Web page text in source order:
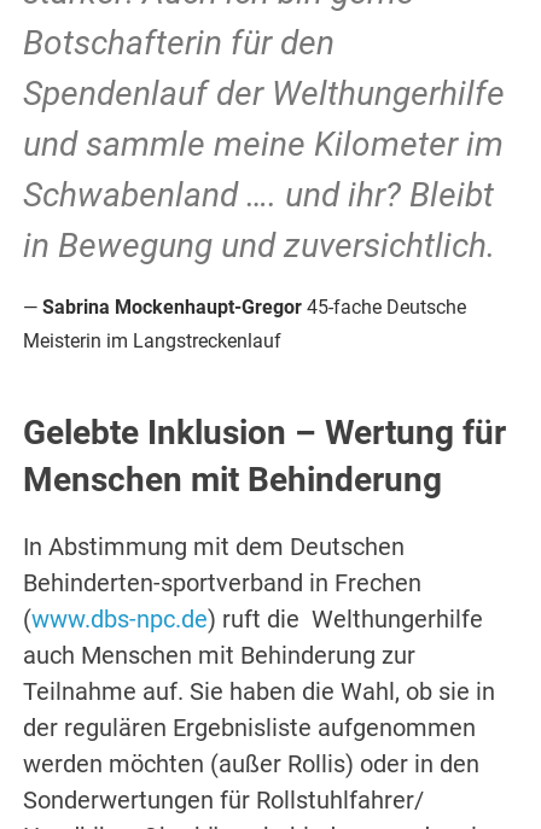
Botschafterin für den
Spendenlauf der Welthungerhilfe
und sammle meine Kilometer im
Schwabenland …. und ihr? Bleibt
in Bewegung und zuversichtlich.
Sabrina Mockenhaupt-Gregor 45-fache Deutsche
Meisterin im Langstreckenlauf
Gelebte Inklusion – Wertung für
Menschen mit Behinderung
In Abstimmung mit dem Deutschen
Behinderten-sportverband in Frechen
(www.dbs-npc.de) ruft die Welthungerhilfe
auch Menschen mit Behinderung zur
Teilnahme auf. Sie haben die Wahl, ob sie in
der regulären Ergebnisliste aufgenommen
werden möchten (außer Rollis) oder in den
Sonderwertungen für Rollstuhlfahrer/